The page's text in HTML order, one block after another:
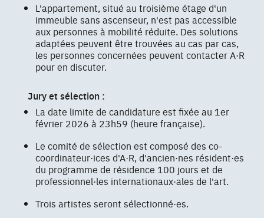
L'appartement, situé au troisième étage d'un
immeuble sans ascenseur, n'est pas accessible
aux personnes à mobilité réduite. Des solutions
adaptées peuvent être trouvées au cas par cas,
les personnes concernées peuvent contacter A·R
pour en discuter.
Jury et sélection :
La date limite de candidature est fixée au 1er
février 2026 à 23h59 (heure française).
Le comité de sélection est composé des co-
coordinateur·ices d'A·R, d'ancien·nes résident·es
du programme de résidence 100 jours et de
professionnel·les internationaux·ales de l'art.
Trois artistes seront sélectionné·es.